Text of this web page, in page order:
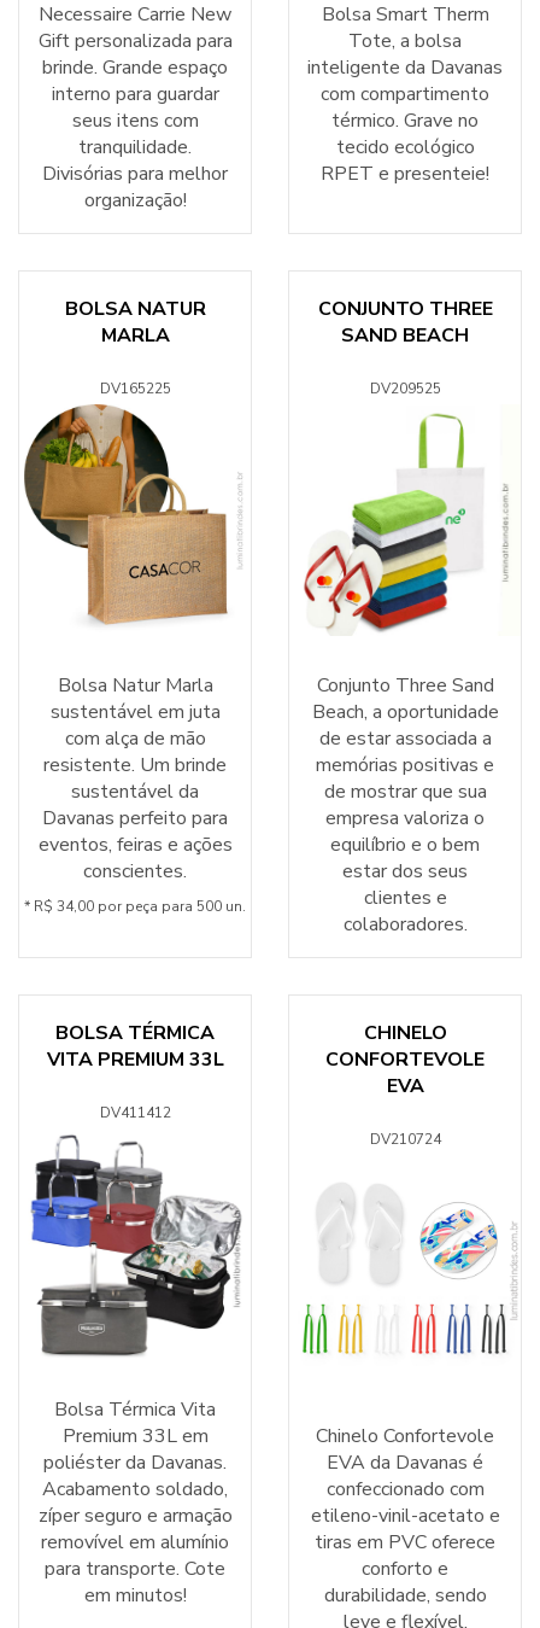
Necessaire Carrie New
Gift personalizada para
brinde. Grande espaço
interno para guardar
seus itens com
tranquilidade.
Divisórias para melhor
organização!
Bolsa Smart Therm
Tote, a bolsa
inteligente da Davanas
com compartimento
térmico. Grave no
tecido ecológico
RPET e presenteie!
BOLSA NATUR
MARLA
DV165225
Bolsa Natur Marla
sustentável em juta
com alça de mão
resistente. Um brinde
sustentável da
Davanas perfeito para
eventos, feiras e ações
conscientes.
* R$ 34,00 por peça para 500 un.
CONJUNTO THREE
SAND BEACH
DV209525
Conjunto Three Sand
Beach, a oportunidade
de estar associada a
memórias positivas e
de mostrar que sua
empresa valoriza o
equilíbrio e o bem
estar dos seus
clientes e
colaboradores.
BOLSA TÉRMICA
VITA PREMIUM 33L
DV411412
Bolsa Térmica Vita
Premium 33L em
poliéster da Davanas.
Acabamento soldado,
zíper seguro e armação
removível em alumínio
para transporte. Cote
em minutos!
CHINELO
CONFORTEVOLE
EVA
DV210724
Chinelo Confortevole
EVA da Davanas é
confeccionado com
etileno-vinil-acetato e
tiras em PVC oferece
conforto e
durabilidade, sendo
leve e flexível,